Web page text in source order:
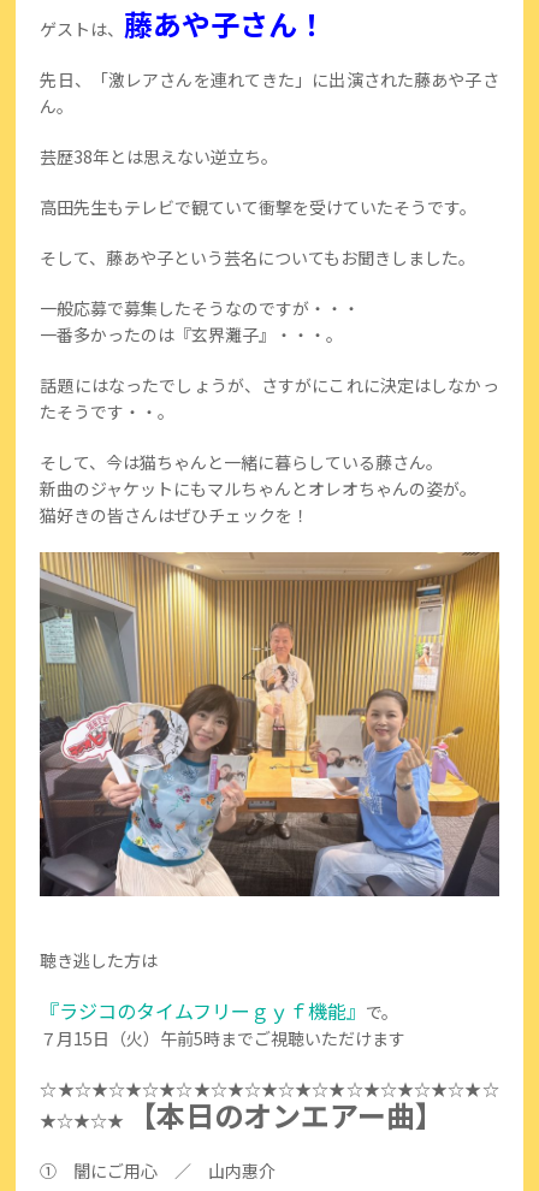
ゲストは、 藤あや子さん！
先日、「激レアさんを連れてきた」に出演された藤あや子さ
ん。
芸歴38年とは思えない逆立ち。
高田先生もテレビで観ていて衝撃を受けていたそうです。
そして、藤あや子という芸名についてもお聞きしました。
一般応募で募集したそうなのですが・・・
一番多かったのは『玄界灘子』・・・。
話題にはなったでしょうが、さすがにこれに決定はしなかっ
たそうです・・。
そして、今は猫ちゃんと一緒に暮らしている藤さん。
新曲のジャケットにもマルちゃんとオレオちゃんの姿が。
猫好きの皆さんはぜひチェックを！
聴き逃した方は
『ラジコのタイムフリーｇｙｆ機能』 で。
７月15日（火）午前5時までご視聴いただけます
☆★☆★☆★☆★☆★☆★☆★☆★☆★☆★☆★☆★☆★☆
★☆★☆★
【本日のオンエアー曲】
① 闇にご用心 ／ 山内惠介